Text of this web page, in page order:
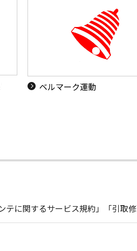
ベルマーク運動
に関するサービス規約」「引取